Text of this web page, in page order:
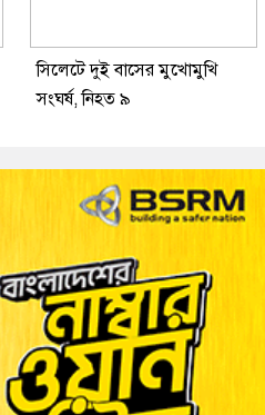
সিলেটে দুই বাসের মুখোমুখি
সংঘর্ষ, নিহত ৯